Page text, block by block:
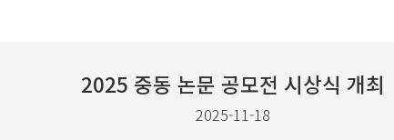
2025 중동 논문 공모전 시상식 개최
2025-11-18